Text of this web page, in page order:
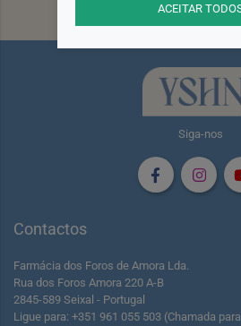
Siga-nos
Contactos
Farmácia dos Foros de Amora Lda.
Rua dos Foros Amora 220 A-B
2845-589 Seixal - Portugal
Ligue para: +351 961 055 503 (Chamada
ACEITAR